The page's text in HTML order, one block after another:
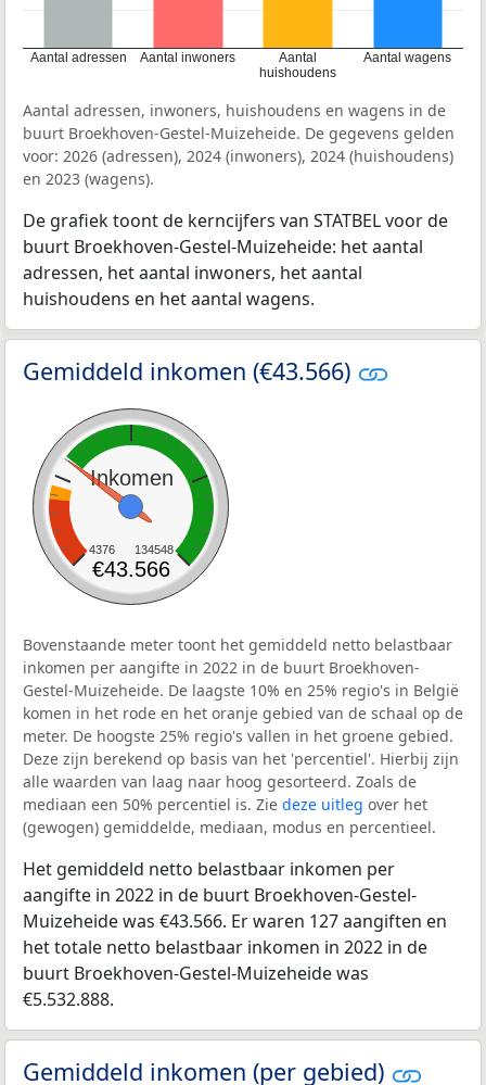
Aantal adressen Aantal inwoners
Aantal
huishoudens
Aantal wagens
Aantal adressen, inwoners, huishoudens en wagens in de
buurt Broekhoven-Gestel-Muizeheide. De gegevens gelden
voor: 2026 (adressen), 2024 (inwoners), 2024 (huishoudens)
en 2023 (wagens).
De grafiek toont de kerncijfers van STATBEL voor de
buurt Broekhoven-Gestel-Muizeheide: het aantal
adressen, het aantal inwoners, het aantal
huishoudens en het aantal wagens.
Gemiddeld inkomen (€43.566)
Inkomen
4376 134548
€43.566
Bovenstaande meter toont het gemiddeld netto belastbaar
inkomen per aangifte in 2022 in de buurt Broekhoven-
Gestel-Muizeheide. De laagste 10% en 25% regio's in België
komen in het rode en het oranje gebied van de schaal op de
meter. De hoogste 25% regio's vallen in het groene gebied.
Deze zijn berekend op basis van het 'percentiel'. Hierbij zijn
alle waarden van laag naar hoog gesorteerd. Zoals de
mediaan een 50% percentiel is. Zie deze uitleg over het
(gewogen) gemiddelde, mediaan, modus en percentieel.
Het gemiddeld netto belastbaar inkomen per
aangifte in 2022 in de buurt Broekhoven-Gestel-
Muizeheide was €43.566. Er waren 127 aangiften en
het totale netto belastbaar inkomen in 2022 in de
buurt Broekhoven-Gestel-Muizeheide was
€5.532.888.
Gemiddeld inkomen (per gebied)